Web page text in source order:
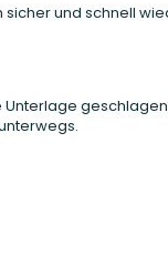
und schnell